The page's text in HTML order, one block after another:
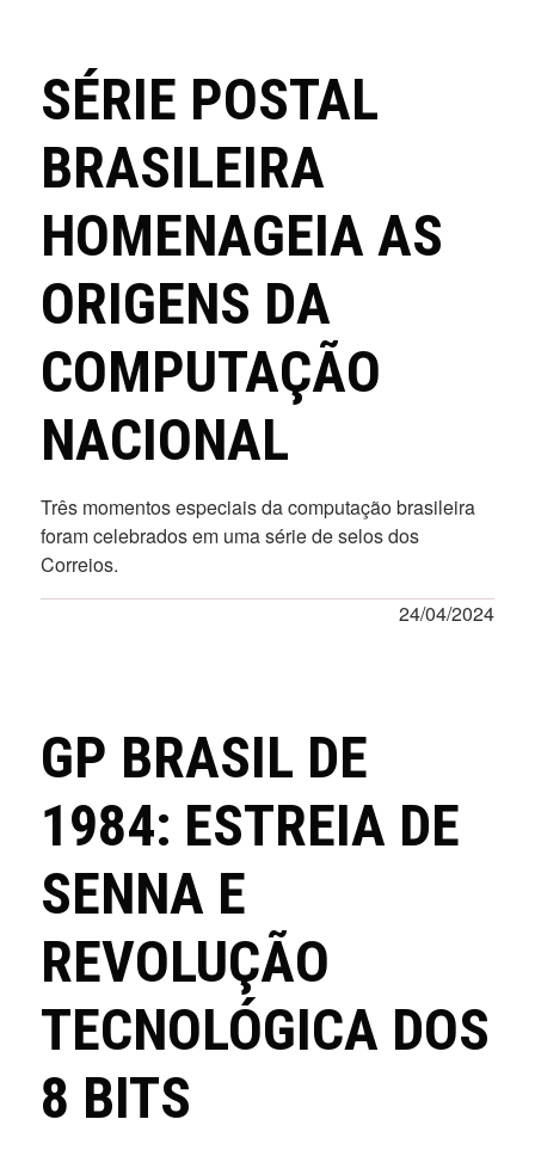
SÉRIE POSTAL
BRASILEIRA
HOMENAGEIA AS
ORIGENS DA
COMPUTAÇÃO
NACIONAL
Três momentos especiais da computação brasileira
foram celebrados em uma série de selos dos
Correios.
24/04/2024
GP BRASIL DE
1984: ESTREIA DE
SENNA E
REVOLUÇÃO
TECNOLÓGICA DOS
8 BITS